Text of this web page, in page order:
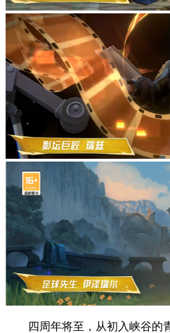
四周年将至，从初入峡谷的